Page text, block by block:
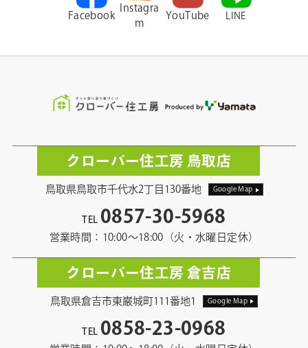
Facebook
Instagra
m
YouTube LINE
クローバー住工房 鳥取店
鳥取県鳥取市千代水2丁目130番地 Google Map
TEL 0857-30-5968
営業時間：10:00〜18:00（火・水曜日定休）
クローバー住工房 倉吉店
鳥取県倉吉市東巌城町111番地1 Google Map
TEL 0858-23-0968